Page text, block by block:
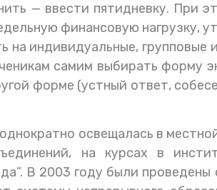
— ввести пятидневку. При
финансовую нагрузку,
на индивидуальные,
самим выбирать форму
форме (устный ответ,
освещалась в
на курсах в
В 2003 году были